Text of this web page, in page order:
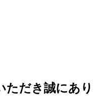
ただき誠にあり